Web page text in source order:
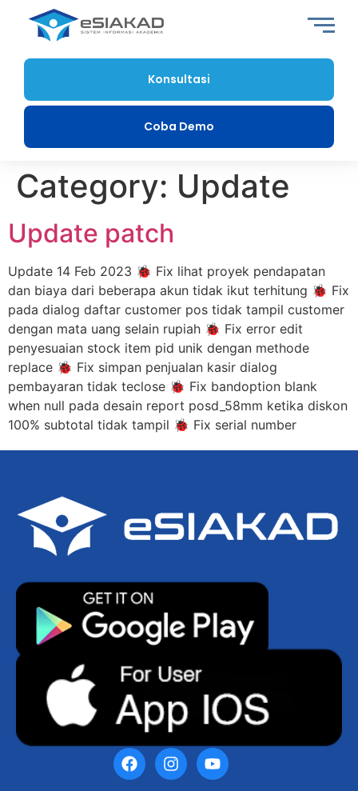
Konsultasi
Coba Demo
Category: Update
Update patch
Update 14 Feb 2023 🐞 Fix lihat proyek pendapatan
dan biaya dari beberapa akun tidak ikut terhitung 🐞 Fix
pada dialog daftar customer pos tidak tampil customer
dengan mata uang selain rupiah 🐞 Fix error edit
penyesuaian stock item pid unik dengan methode
replace 🐞 Fix simpan penjualan kasir dialog
pembayaran tidak teclose 🐞 Fix bandoption blank
when null pada desain report posd_58mm ketika diskon
100% subtotal tidak tampil 🐞 Fix serial number